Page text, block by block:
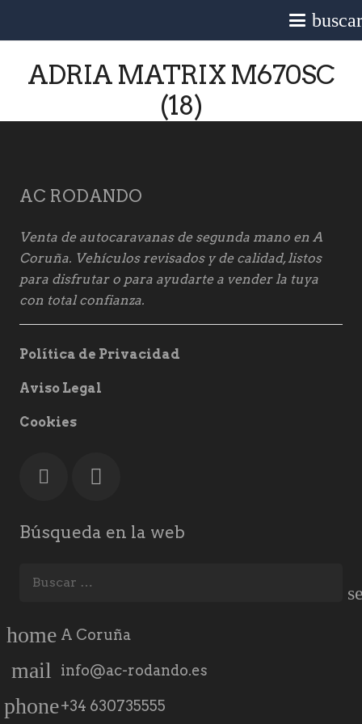
ADRIA MATRIX M670SC
(18)
AC RODANDO
Venta de autocaravanas de segunda mano en A
Coruña. Vehículos revisados y de calidad, listos
para disfrutar o para ayudarte a vender la tuya
con total confianza.
Política de Privacidad
Aviso Legal
Cookies
Búsqueda en la web
home A Coruña
mail info@ac-rodando.es
phone+34 630735555